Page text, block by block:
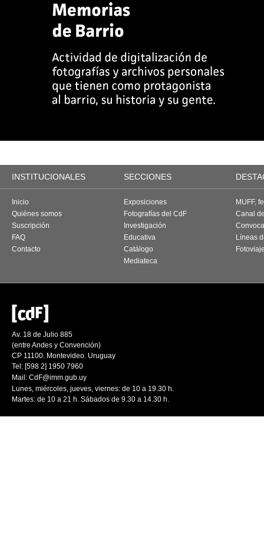
INSTITUCIONALES SECCIONES
Inicio
Quiénes somos
Suscripción
FAQ
Contacto
Exposiciones
Fotografías del CdF
Investigación
Educativa
Catálogo
Mediateca
MUFF,
Canal
Líneas
Av. 18 de Julio 885
(entre Andes y Convención)
CP 11100. Montevideo. Uruguay
Tel: [598 2] 1950 7960
Mail: CdF@imm.gub.uy
Lunes, miércoles, jueves, viernes: de 10 a 19.30 h.
Martes: de 10 a 21 h. Sábados de 9.30 a 14.30 h.